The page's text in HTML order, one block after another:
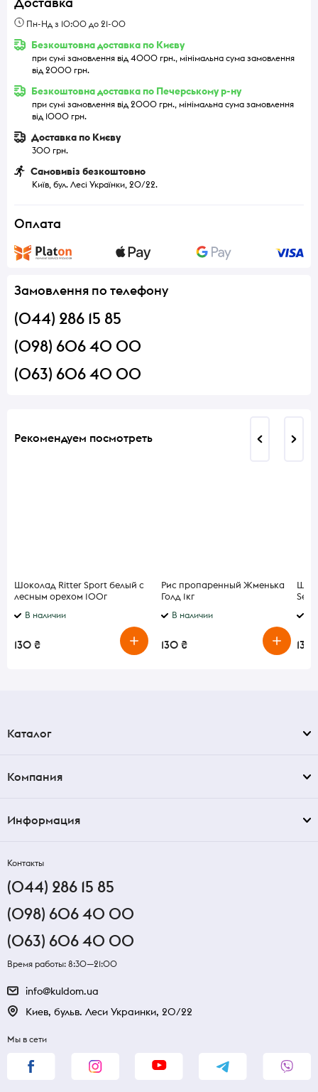
Пн-Нд з 10:00 до 21-00
Безкоштовна доставка по Києву
при сумі замовлення від 4000 грн., мінімальна сума замовлення
від 2000 грн.
Безкоштовна доставка по Печерському р-ну
при сумі замовлення від 2000 грн., мінімальна сума замовлення
від 1000 грн.
Доставка по Києву
300 грн.
Самовивіз безкоштовно
Київ, бул. Лесі Українки, 20/22.
Оплата
Замовлення по телефону
(044) 286 15 85
(098) 606 40 00
(063) 606 40 00
Рекомендуем посмотреть
Шоколад Ritter Sport белый с
лесным орехом 100г
В наличии
130 ₴
Рис пропаренный Жменька
Голд 1кг
В наличии
130 ₴ 130
Каталог
Компания
Информация
Контакты
(044) 286 15 85
(098) 606 40 00
(063) 606 40 00
Время работы: 8:30—21:00
info@kuldom.ua
Киев, бульв. Леси Украинки, 20/22
Мы в сети